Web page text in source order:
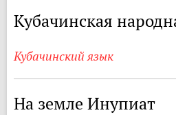
Кубачинская
Кубачинский язык
На земле Инупиат